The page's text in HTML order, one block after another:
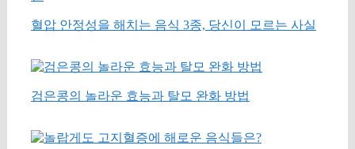
혈압 안정성을 해치는 음식 3종, 당신이 모르는 사실
검은콩의 놀라운 효능과 탈모 완화 방법